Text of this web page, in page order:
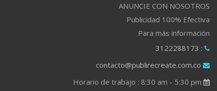
ANUNCIE CON NOSOTROS
Publicidad 100% Efectiva
Para más información
: 3122288173
contacto@publirecreate.com.co